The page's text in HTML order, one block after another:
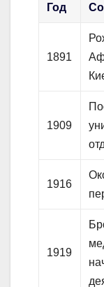
Год
1891
1909
1916
1919